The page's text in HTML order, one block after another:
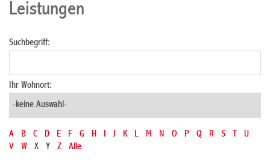
Leistungen
Suchbegriff:
Ihr Wohnort:
A B C D E F G H I J K L M N O P Q R S T
U
V
W X Y Z Alle